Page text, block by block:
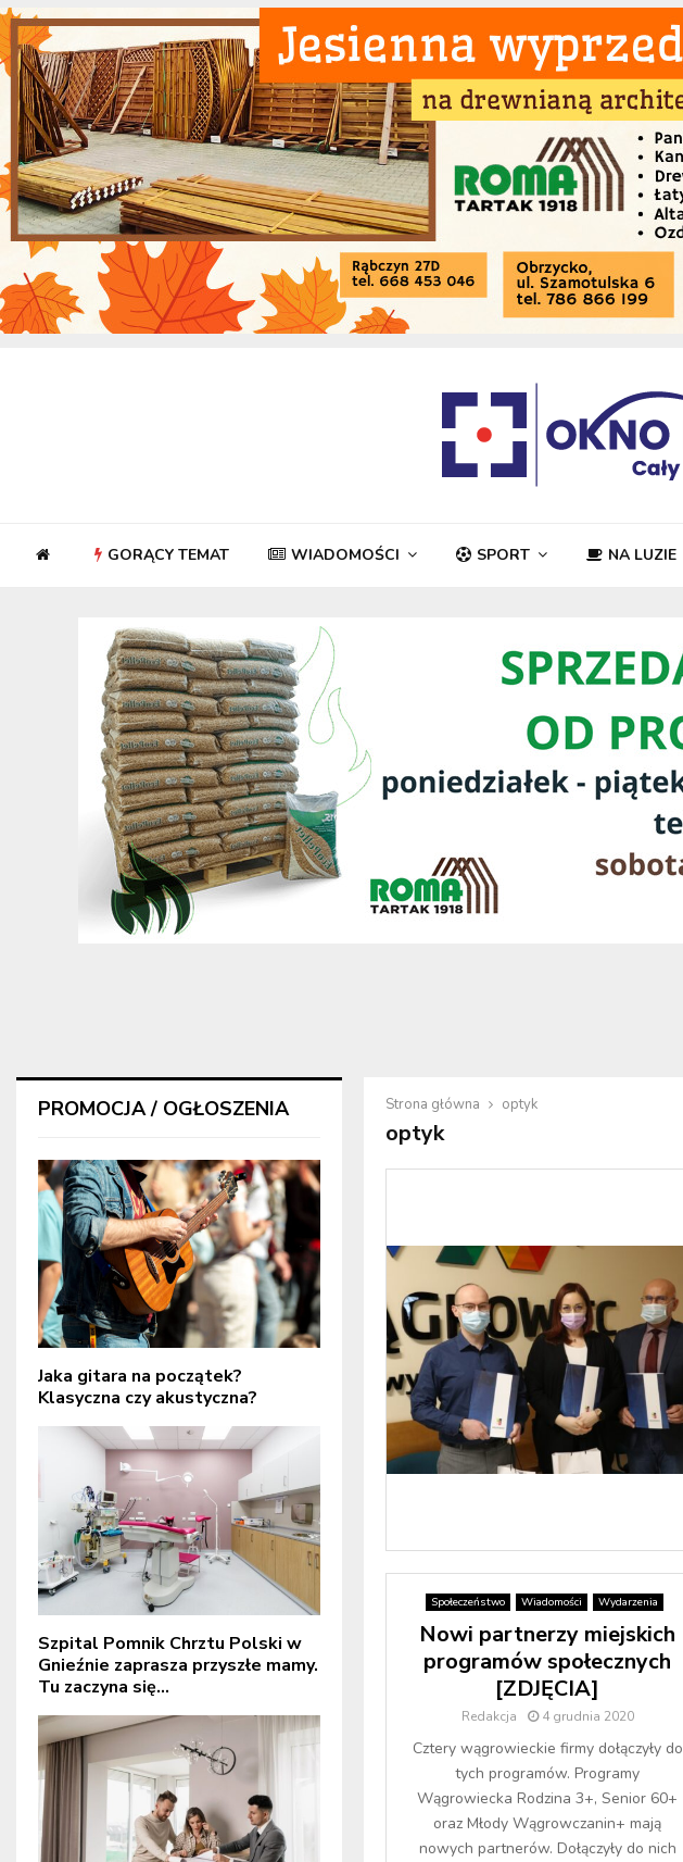
GORĄCY TEMAT WIADOMOŚCI SPORT NA LUZIE
Strona główna optyk
optyk
Społeczeństwo Wiadomości Wydarzenia
Nowi partnerzy miejskich
programów społecznych
[ZDJĘCIA]
Redakcja 4 grudnia 2020
Cztery wągrowieckie firmy dołączyły do
tych programów. Programy
Wągrowiecka Rodzina 3+, Senior 60+
oraz Młody Wągrowczanin+ mają
nowych partnerów. Dołączyły do nich
PROMOCJA / OGŁOSZENIA
Jaka gitara na początek?
Klasyczna czy akustyczna?
Szpital Pomnik Chrztu Polski w
Gnieźnie zaprasza przyszłe mamy.
Tu zaczyna się...